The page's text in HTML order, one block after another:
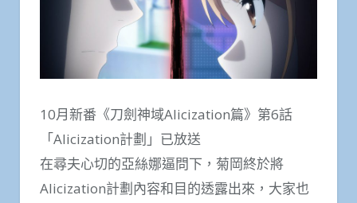
10月新番《刀劍神域Alicization篇》第6話
「Alicization計劃」已放送
在尋夫心切的亞絲娜逼問下，菊岡終於將
Alicization計劃內容和目的透露出來，大家也